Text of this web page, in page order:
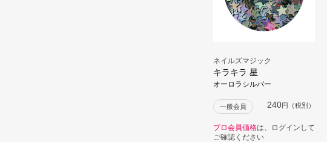
ネイルズマジック
キラキラ 星
オーロラシルバー
一般会員 240円（税別）
プロ会員価格は、ログインして
ご確認ください